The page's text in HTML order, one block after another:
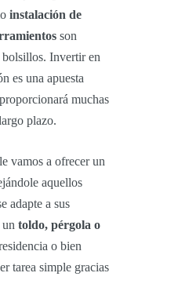
instalación de
son
bolsillos. Invertir en
es una apuesta
muchas
plazo.
le vamos a ofrecer un
aquellos
adapte a sus
toldo, pérgola o
o bien
tarea simple gracias